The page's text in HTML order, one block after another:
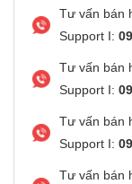
Tư vấn bán
Support I:
Tư vấn bán
Support I:
Tư vấn bán
Support I:
Tư vấn bán